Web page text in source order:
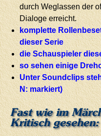
durch Weglassen der
Dialoge erreicht.
komplette
dieser Serie
die Schauspieler
so sehen einige
Unter Soundclips
N: markiert)
Fast wie im
Kritisch